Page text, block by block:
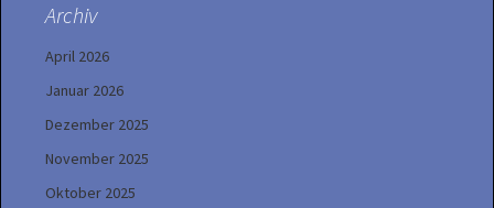
Archiv
April 2026
Januar 2026
Dezember 2025
November 2025
Oktober 2025